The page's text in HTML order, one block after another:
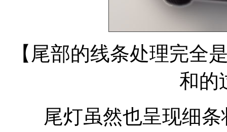
【尾部的线条处理完全
和的
尾灯虽然也呈现细条